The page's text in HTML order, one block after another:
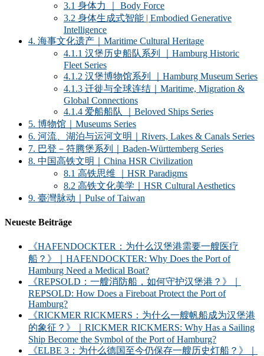
3.1 身体力 ｜ Body Force
3.2 身体生成式智能 | Embodied Generative
Intelligence
4. 海事文化遗产｜Maritime Cultural Heritage
4.1.1 汉堡历史船队系列 ｜Hamburg Historic
Fleet Series
4.1.2 汉堡博物馆系列 ｜Hamburg Museum Series
4.1.3 迁徙与全球连结｜Maritime, Migration &
Global Connections
4.1.4 爱船船队 ｜Beloved Ships Series
5. 博物馆｜Museums Series
6. 河流、湖泊与运河文明｜Rivers, Lakes & Canals Series
7. 巴登－符腾堡系列｜Baden-Württemberg Series
8. 中国高铁文明｜China HSR Civilization
8.1 高铁思维 ｜HSR Paradigms
8.2 高铁文化美学｜HSR Cultural Aesthetics
9. 臺灣脉动｜Pulse of Taiwan
Neueste Beiträge
《HAFENDOCKTER：为什么汉堡港需要一艘医疗
船？》｜HAFENDOCKTER: Why Does the Port of
Hamburg Need a Medical Boat?
《REPSOLD：一艘消防船，如何守护汉堡港？》｜
REPSOLD: How Does a Fireboat Protect the Port of
Hamburg?
《RICKMER RICKMERS：为什么一艘帆船成为汉堡港
的象征？》｜RICKMER RICKMERS: Why Has a Sailing
Ship Become the Symbol of the Port of Hamburg?
《ELBE 3：为什么德国至今仍保存一艘历史灯船？》｜